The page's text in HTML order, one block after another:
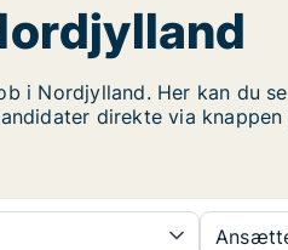
i Nordjylland. Her kan du
direkte via